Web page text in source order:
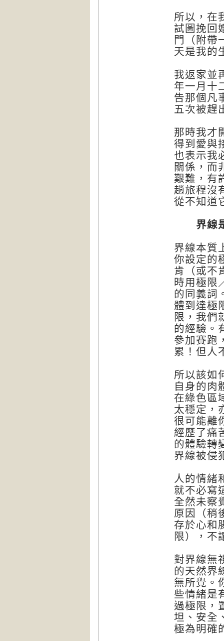
所以，在
試圖挽回
門（附帶
天是我的
我返家並
年一月十
告那個凡
五次被趕
那時我才
得到愛與
也表示我
關係，而
艱難，有
趟旅程沒
從不知道
界線是
界線本質
你設定的
肯（或不
時用極限
的同義詞
體到達極
限，我們
的經驗。
參加賽跑
累！但人
所以該如
自身的肉
在綠色區
太穩定，
很可能離
經歷了痛
的體驗轉
界線被侵
人的情緒
就不必寫
全然未察
原因（稍
存於心和
限），不
對界線無
的天然界
無所覺。
些情緒是
過極限，
坦、安全
極為明確